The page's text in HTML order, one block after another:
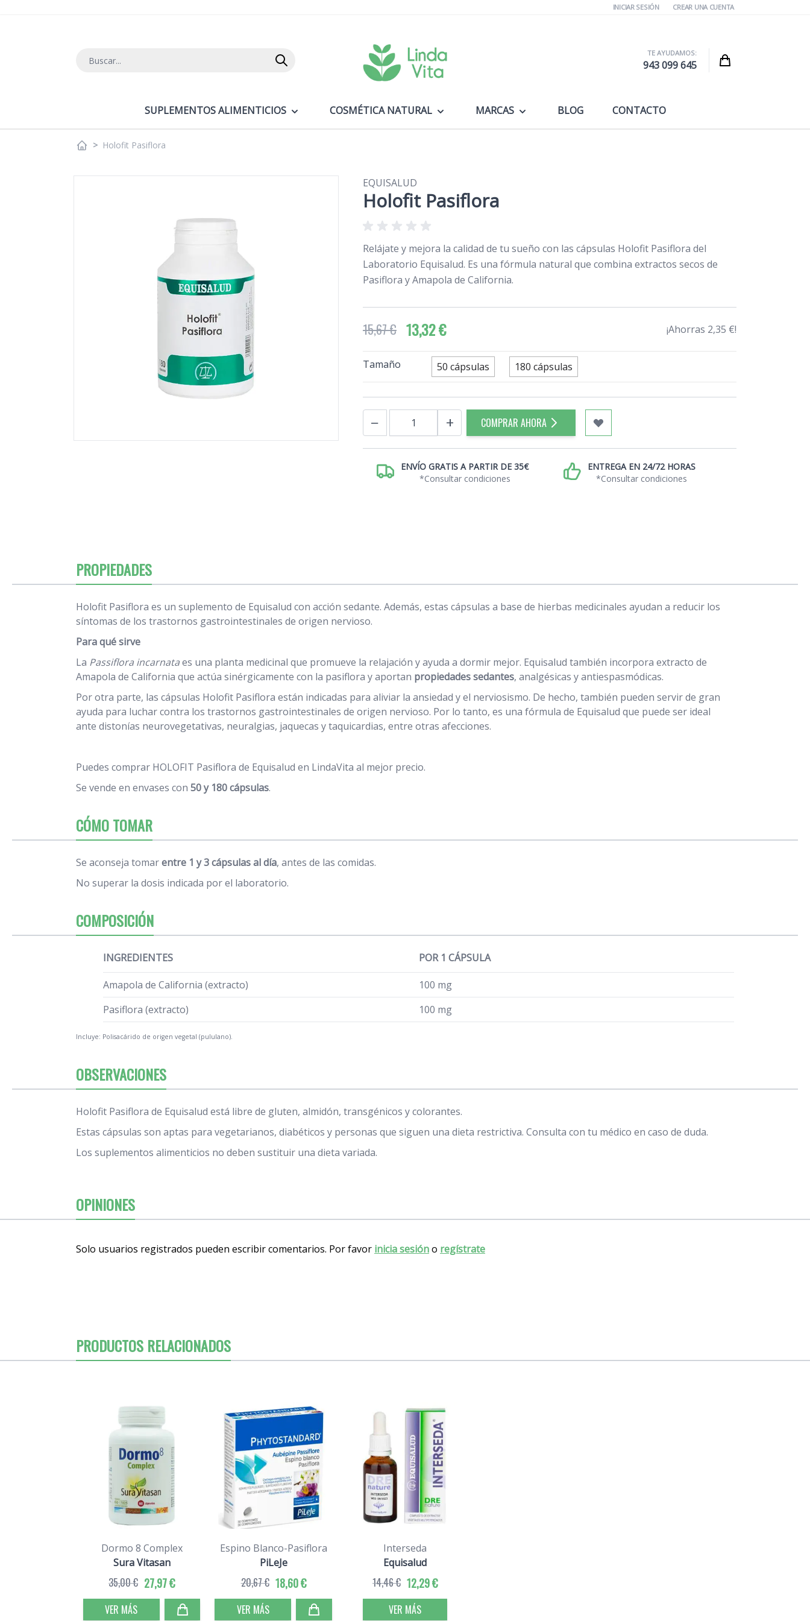
INICIAR SESIÓN CREAR UNA CUENTA
Buscar
TE AYUDAMOS:
943 099 645 Cart
SUPLEMENTOS ALIMENTICIOS COSMÉTICA NATURAL MARCAS BLOG CONTACTO
> Holofit Pasiflora
EQUISALUD
Holofit Pasiflora
Relájate y mejora la calidad de tu sueño con las cápsulas Holofit Pasiflora del
Laboratorio Equisalud. Es una fórmula natural que combina extractos secos de
Pasiflora y Amapola de California.
15,67 € 13,32 € ¡Ahorras 2,35 €!
Tamaño 50 cápsulas 180 cápsulas
− + COMPRAR AHORA
ENVÍO GRATIS A PARTIR DE 35€
*Consultar condiciones
ENTREGA EN 24/72 HORAS
*Consultar condiciones
PROPIEDADES
Holofit Pasiflora es un suplemento de Equisalud con acción sedante. Además, estas cápsulas a base de hierbas medicinales ayudan a reducir los
síntomas de los trastornos gastrointestinales de origen nervioso.
Para qué sirve
La Passiflora incarnataes una planta medicinal que promueve la relajación y ayuda a dormir mejor. Equisalud también incorpora extracto de
Amapola de California que actúa sinérgicamente con la pasiflora y aportan propiedades sedantes, analgésicas y antiespasmódicas.
Por otra parte, las cápsulas Holofit Pasiflora están indicadas para aliviar la ansiedad y el nerviosismo. De hecho, también pueden servir de gran
ayuda para luchar contra los trastornos gastrointestinales de origen nervioso. Por lo tanto, es una fórmula de Equisalud que puede ser ideal
ante distonías neurovegetativas, neuralgias, jaquecas y taquicardias, entre otras afecciones.
Puedes comprar HOLOFIT Pasiflora de Equisalud en LindaVita al mejor precio.
Se vende en envases con 50 y 180 cápsulas.
CÓMO TOMAR
Se aconseja tomarentre 1 y 3 cápsulas al día, antes de las comidas.
No superar la dosis indicada por el laboratorio.
COMPOSICIÓN
INGREDIENTES POR 1 CÁPSULA
Amapola de California (extracto)
100 mg
Pasiflora (extracto)
100 mg
Incluye: Polisacárido de origen vegetal (pululano).
OBSERVACIONES
Holofit Pasiflora de Equisalud está libre de gluten, almidón, transgénicos y colorantes.
Estas cápsulas son aptas para vegetarianos, diabéticos y personas que siguen una dieta restrictiva. Consulta con tu médico en caso de duda.
Los suplementos alimenticios no deben sustituir una dieta variada.
OPINIONES
Solo usuarios registrados pueden escribir comentarios. Por favor inicia sesióno regístrate
PRODUCTOS RELACIONADOS
Dormo 8 Complex
Sura Vitasan
27,97 €
35,00 €
VER MÁS
Espino Blanco-Pasiflora
PiLeJe
18,60 €
20,67 €
VER MÁS
Interseda
Equisalud
12,29 €
14,46 €
VER MÁS